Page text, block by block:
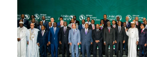
Leport de Casablanca
Leport de Dakar